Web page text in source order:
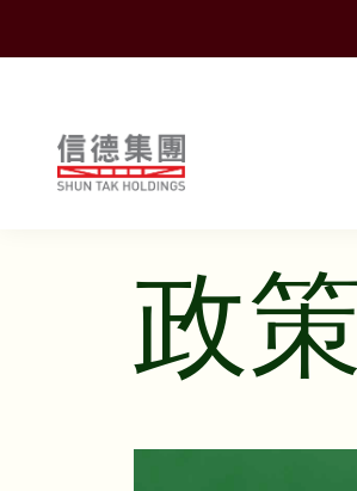
Shuntak Group
可持續發展
政